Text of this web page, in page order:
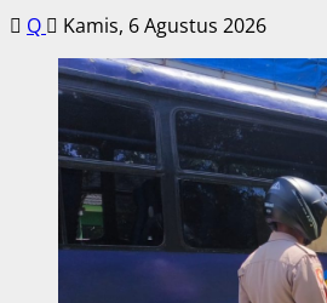
Q Kamis, 6 Agustus 2026